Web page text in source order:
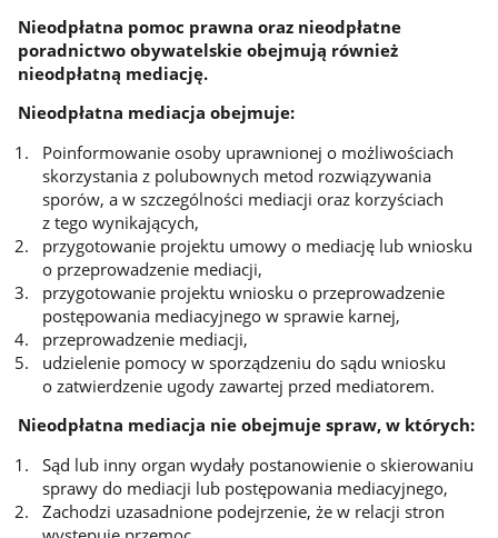
Nieodpłatna pomoc prawna oraz nieodpłatne
poradnictwo obywatelskie obejmują również
nieodpłatną mediację.
Nieodpłatna mediacja obejmuje:
Poinformowanie osoby uprawnionej o możliwościach
skorzystania z polubownych metod rozwiązywania
sporów, a w szczególności mediacji oraz korzyściach
z tego wynikających,
przygotowanie projektu umowy o mediację lub wniosku
o przeprowadzenie mediacji,
przygotowanie projektu wniosku o przeprowadzenie
postępowania mediacyjnego w sprawie karnej,
przeprowadzenie mediacji,
udzielenie pomocy w sporządzeniu do sądu wniosku
o zatwierdzenie ugody zawartej przed mediatorem.
Nieodpłatna mediacja nie obejmuje spraw, w których:
Sąd lub inny organ wydały postanowienie o skierowaniu
sprawy do mediacji lub postępowania mediacyjnego,
Zachodzi uzasadnione podejrzenie, że w relacji stron